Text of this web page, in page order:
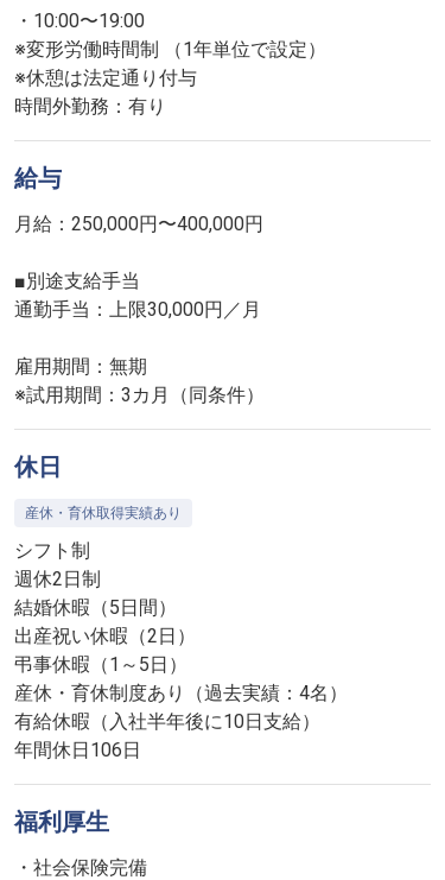
・10:00〜19:00
※変形労働時間制 （1年単位で設定）
※休憩は法定通り付与
時間外勤務：有り
給与
月給：250,000円〜400,000円
■別途支給手当
通勤手当：上限30,000円／月
雇用期間：無期
※試用期間：3カ月（同条件）
休日
産休・育休取得実績あり
シフト制
週休2日制
結婚休暇（5日間）
出産祝い休暇（2日）
弔事休暇（1～5日）
産休・育休制度あり（過去実績：4名）
有給休暇（入社半年後に10日支給）
年間休日106日
福利厚生
・社会保険完備